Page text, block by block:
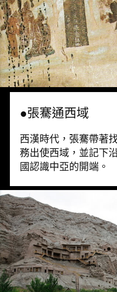
●張騫通西域
西漢時代，張騫帶著
務出使西域，並記下
國認識中亞的開端。